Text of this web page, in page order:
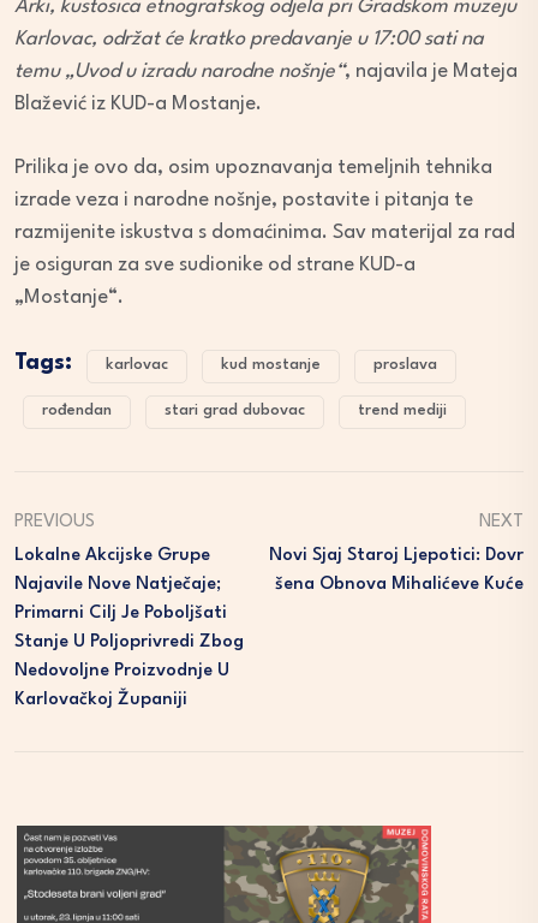
Arki, kustosica etnografskog odjela pri Gradskom muzeju
Karlovac, održat će kratko predavanje u 17:00 sati na
temu „Uvod u izradu narodne nošnje“, najavila je Mateja
Blažević iz KUD-a Mostanje.
Prilika je ovo da, osim upoznavanja temeljnih tehnika
izrade veza i narodne nošnje, postavite i pitanja te
razmijenite iskustva s domaćinima. Sav materijal za rad
je osiguran za sve sudionike od strane KUD-a
„Mostanje“.
Tags: karlovac kud mostanje proslava
rođendan stari grad dubovac trend mediji
PREVIOUS
Lokalne Akcijske Grupe
Najavile Nove Natječaje;
Primarni Cilj Je Poboljšati
Stanje U Poljoprivredi Zbog
Nedovoljne Proizvodnje U
Karlovačkoj Županiji
NEXT
Novi Sjaj Staroj Ljepotici: Dovr
Šena Obnova Mihalićeve Kuće